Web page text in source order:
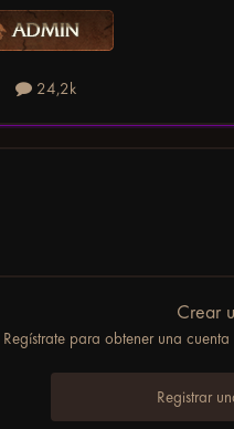
24,2k
Crear
Regístrate para obtener una
Registrar